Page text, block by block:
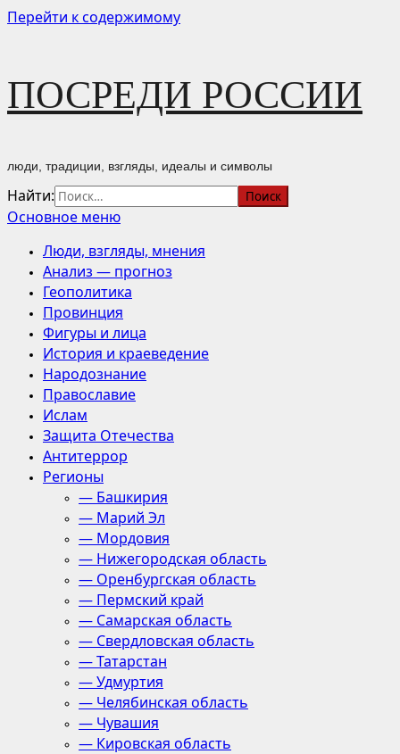
Перейти к содержимому
ПОСРЕДИ РОССИИ
люди, традиции, взгляды, идеалы и символы
Найти:
Основное меню
Люди, взгляды, мнения
Анализ — прогноз
Геополитика
Провинция
Фигуры и лица
История и краеведение
Народознание
Православие
Ислам
Защита Отечества
Антитеррор
Регионы
— Башкирия
— Марий Эл
— Мордовия
— Нижегородская область
— Оренбургская область
— Пермский край
— Самарская область
— Свердловская область
— Татарстан
— Удмуртия
— Челябинская область
— Чувашия
— Кировская область